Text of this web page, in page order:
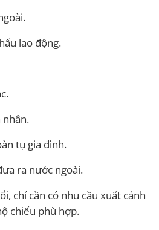
lao động.
nhân.
tụ gia đình.
ra nước ngoài.
chỉ cần có nhu cầu xuất cảnh
chiếu phù hợp.